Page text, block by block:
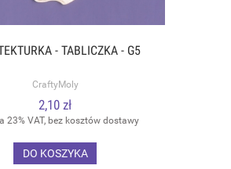
- TABLICZKA - G5
CraftyMoly
2,10 zł
23% VAT, bez kosztów dostawy
DO KOSZYKA